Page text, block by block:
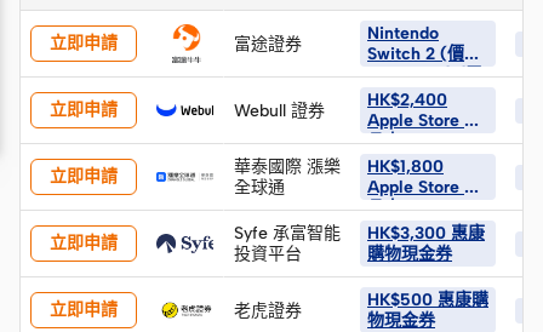
立即申請 富途證券
Nintendo
Switch 2 (價值
HK$3,700) (需
以換購價
HK$1,400換領)
立即申請 Webull 證券
HK$2,400
Apple Store 禮
品卡
立即申請
華泰國際 漲樂
全球通
HK$1,800
Apple Store 禮
品卡 + HK$600
股票返現券 +
HK$900 股票返
現券 (*由華泰
發放)
立即申請
Syfe 承富智能
投資平台
HK$3,300 惠康
購物現金券
立即申請 老虎證券
HK$500 惠康購
物現金券